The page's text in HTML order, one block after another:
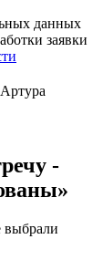
данных
заявки
-
выбрали